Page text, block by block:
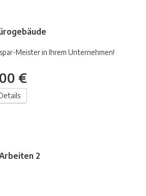
Meister in Ihrem Unternehmen!
€
2